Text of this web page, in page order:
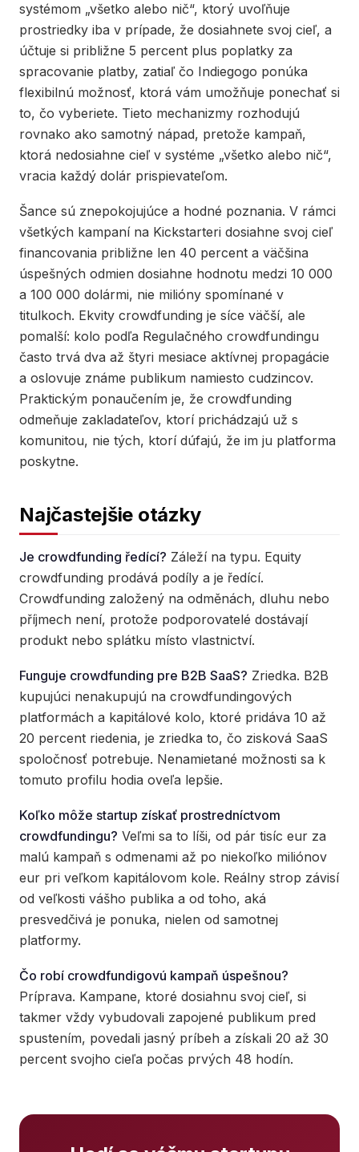
systémom „všetko alebo nič“, ktorý uvoľňuje
prostriedky iba v prípade, že dosiahnete svoj cieľ, a
účtuje si približne 5 percent plus poplatky za
spracovanie platby, zatiaľ čo Indiegogo ponúka
flexibilnú možnosť, ktorá vám umožňuje ponechať si
to, čo vyberiete. Tieto mechanizmy rozhodujú
rovnako ako samotný nápad, pretože kampaň,
ktorá nedosiahne cieľ v systéme „všetko alebo nič“,
vracia každý dolár prispievateľom.
Šance sú znepokojujúce a hodné poznania. V rámci
všetkých kampaní na Kickstarteri dosiahne svoj cieľ
financovania približne len 40 percent a väčšina
úspešných odmien dosiahne hodnotu medzi 10 000
a 100 000 dolármi, nie milióny spomínané v
titulkoch. Ekvity crowdfunding je síce väčší, ale
pomalší: kolo podľa Regulačného crowdfundingu
často trvá dva až štyri mesiace aktívnej propagácie
a oslovuje známe publikum namiesto cudzincov.
Praktickým ponaučením je, že crowdfunding
odmeňuje zakladateľov, ktorí prichádzajú už s
komunitou, nie tých, ktorí dúfajú, že im ju platforma
poskytne.
Najčastejšie otázky
Je crowdfunding ředící? Záleží na typu. Equity
crowdfunding prodává podíly a je ředící.
Crowdfunding založený na odměnách, dluhu nebo
příjmech není, protože podporovatelé dostávají
produkt nebo splátku místo vlastnictví.
Funguje crowdfunding pre B2B SaaS? Zriedka. B2B
kupujúci nenakupujú na crowdfundingových
platformách a kapitálové kolo, ktoré pridáva 10 až
20 percent riedenia, je zriedka to, čo zisková SaaS
spoločnosť potrebuje. Nenamietané možnosti sa k
tomuto profilu hodia oveľa lepšie.
Koľko môže startup získať prostredníctvom
crowdfundingu? Veľmi sa to líši, od pár tisíc eur za
malú kampaň s odmenami až po niekoľko miliónov
eur pri veľkom kapitálovom kole. Reálny strop závisí
od veľkosti vášho publika a od toho, aká
presvedčivá je ponuka, nielen od samotnej
platformy.
Čo robí crowdfundigovú kampaň úspešnou?
Príprava. Kampane, ktoré dosiahnu svoj cieľ, si
takmer vždy vybudovali zapojené publikum pred
spustením, povedali jasný príbeh a získali 20 až 30
percent svojho cieľa počas prvých 48 hodín.